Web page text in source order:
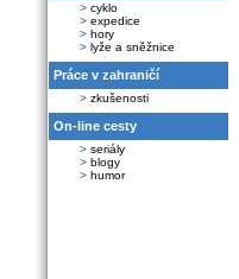
> cyklo
> expedice
> hory
> lyže a sněžnice
Práce v zahraničí
> zkušenosti
On-line cesty
> seriály
> blogy
> humor